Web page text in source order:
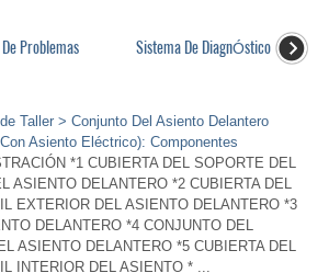
Problemas
Sistema De DiagnÓstico
Taller > Conjunto Del Asiento Delantero
Asiento Eléctrico): Componentes
*1 CUBIERTA DEL SOPORTE DEL
ASIENTO DELANTERO *2 CUBIERTA DEL
EXTERIOR DEL ASIENTO DELANTERO *3
DELANTERO *4 CONJUNTO DEL
ASIENTO DELANTERO *5 CUBIERTA DEL
INTERIOR DEL ASIENTO * ...